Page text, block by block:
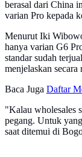
berasal dari China
varian Pro kepada
Menurut Iki
hanya varian G6
standar sudah
menjelaskan
Baca Juga Daftar
"Kalau wholesales
pegang. Untuk
saat ditemui di